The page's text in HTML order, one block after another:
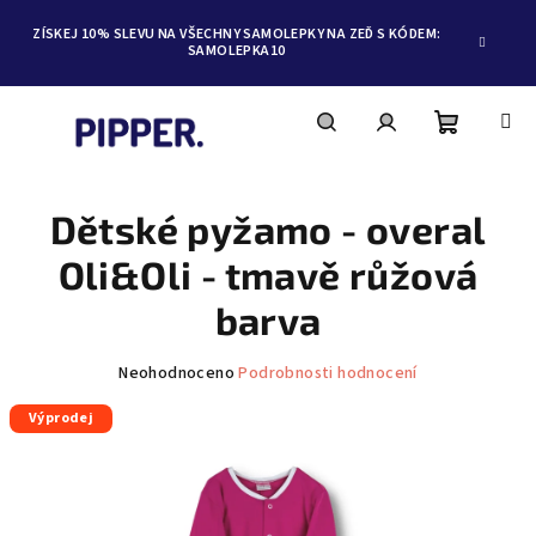
ZÍSKEJ 10% SLEVU NA VŠECHNY SAMOLEPKY NA ZEĎ S KÓDEM:
SAMOLEPKA10
košík
Dětské pyžamo - overal
Oli&Oli - tmavě růžová
barva
Průměrné
Neohodnoceno Podrobnosti hodnocení
Výprodej